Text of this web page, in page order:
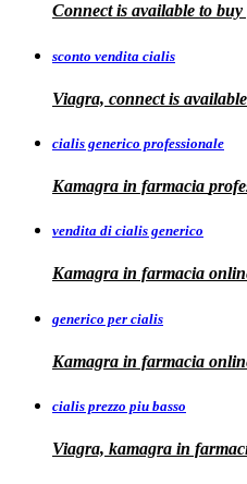
Connect is available to
sconto vendita cialis
Viagra, connect is
cialis generico professionale
Kamagra in farmacia
vendita di cialis generico
Kamagra in farmacia
generico per cialis
Kamagra in farmacia
cialis prezzo piu basso
Viagra, kamagra in